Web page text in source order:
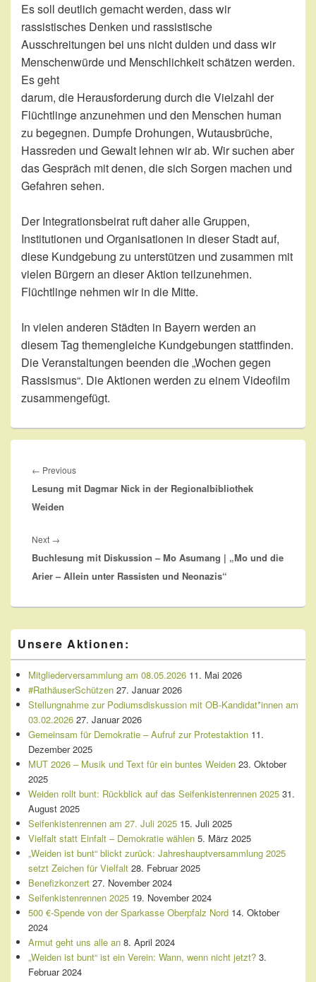
Es soll deutlich gemacht werden, dass wir
rassistisches Denken und rassistische
Ausschreitungen bei uns nicht dulden und dass wir
Menschenwürde und Menschlichkeit schätzen werden.
Es geht
darum, die Herausforderung durch die Vielzahl der
Flüchtlinge anzunehmen und den Menschen human
zu begegnen. Dumpfe Drohungen, Wutausbrüche,
Hassreden und Gewalt lehnen wir ab. Wir suchen aber
das Gespräch mit denen, die sich Sorgen machen und
Gefahren sehen.
Der Integrationsbeirat ruft daher alle Gruppen,
Institutionen und Organisationen in dieser Stadt auf,
diese Kundgebung zu unterstützen und zusammen mit
vielen Bürgern an dieser Aktion teilzunehmen.
Flüchtlinge nehmen wir in die Mitte.
In vielen anderen Städten in Bayern werden an
diesem Tag themengleiche Kundgebungen stattfinden.
Die Veranstaltungen beenden die „Wochen gegen
Rassismus“. Die Aktionen werden zu einem Videofilm
zusammengefügt.
← PreviousPrevious
post:
Lesung mit Dagmar Nick in der Regionalbibliothek
Weiden
Next →
post:
Buchlesung mit Diskussion – Mo Asumang | „Mo und die
Arier – Allein unter Rassisten und Neonazis“
Primary
Sidebar
Widget
Area
Unsere Aktionen:
Mitgliederversammlung am 08.05.2026 11. Mai 2026
#RathäuserSchützen 27. Januar 2026
Stellungnahme zur Podiumsdiskussion mit OB-Kandidat*innen am
03.02.2026 27. Januar 2026
Gemeinsam für Demokratie – Aufruf zur Protestaktion 11.
Dezember 2025
MUT 2026 – Musik und Text für ein buntes Weiden 23. Oktober
2025
Weiden rollt bunt: Rückblick auf das Seifenkistenrennen 2025 31.
August 2025
Seifenkistenrennen am 27. Juli 2025 15. Juli 2025
Vielfalt statt Einfalt – Demokratie wählen 5. März 2025
„Weiden ist bunt“ blickt zurück: Jahreshauptversammlung 2025
setzt Zeichen für Vielfalt 28. Februar 2025
Benefizkonzert 27. November 2024
Seifenkistenrennen 2025 19. November 2024
500 €-Spende von der Sparkasse Oberpfalz Nord 14. Oktober
2024
Armut geht uns alle an 8. April 2024
„Weiden ist bunt“ ist ein Verein: Wann, wenn nicht jetzt? 3.
Februar 2024